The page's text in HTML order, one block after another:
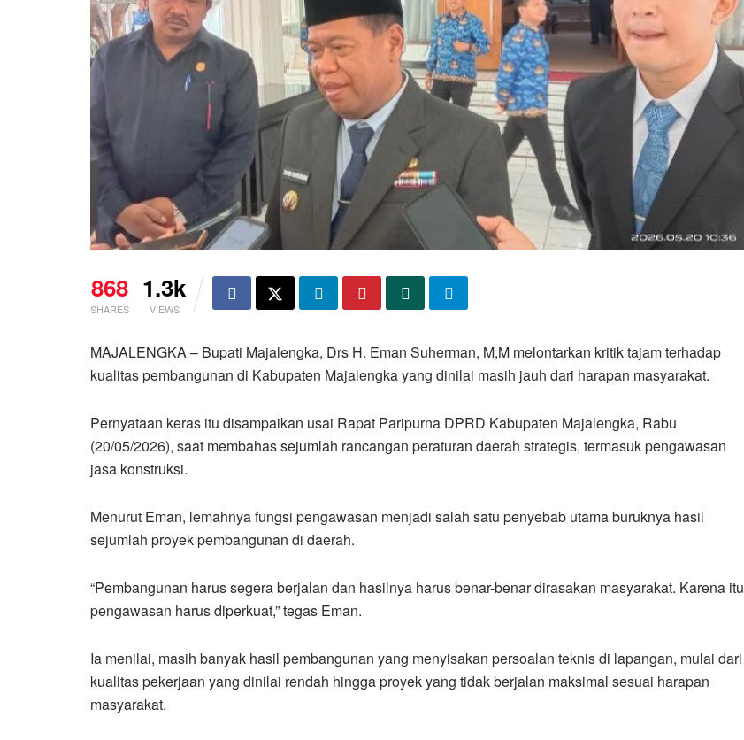
868
SHARES
1.3k
VIEWS
MAJALENGKA – Bupati Majalengka, Drs H. Eman Suherman, M,M melontarkan kritik tajam terhadap
kualitas pembangunan di Kabupaten Majalengka yang dinilai masih jauh dari harapan masyarakat.
Pernyataan keras itu disampaikan usai Rapat Paripurna DPRD Kabupaten Majalengka, Rabu
(20/05/2026), saat membahas sejumlah rancangan peraturan daerah strategis, termasuk pengawasan
jasa konstruksi.
Menurut Eman, lemahnya fungsi pengawasan menjadi salah satu penyebab utama buruknya hasil
sejumlah proyek pembangunan di daerah.
“Pembangunan harus segera berjalan dan hasilnya harus benar-benar dirasakan masyarakat. Karena itu
pengawasan harus diperkuat,” tegas Eman.
Ia menilai, masih banyak hasil pembangunan yang menyisakan persoalan teknis di lapangan, mulai dari
kualitas pekerjaan yang dinilai rendah hingga proyek yang tidak berjalan maksimal sesuai harapan
masyarakat.